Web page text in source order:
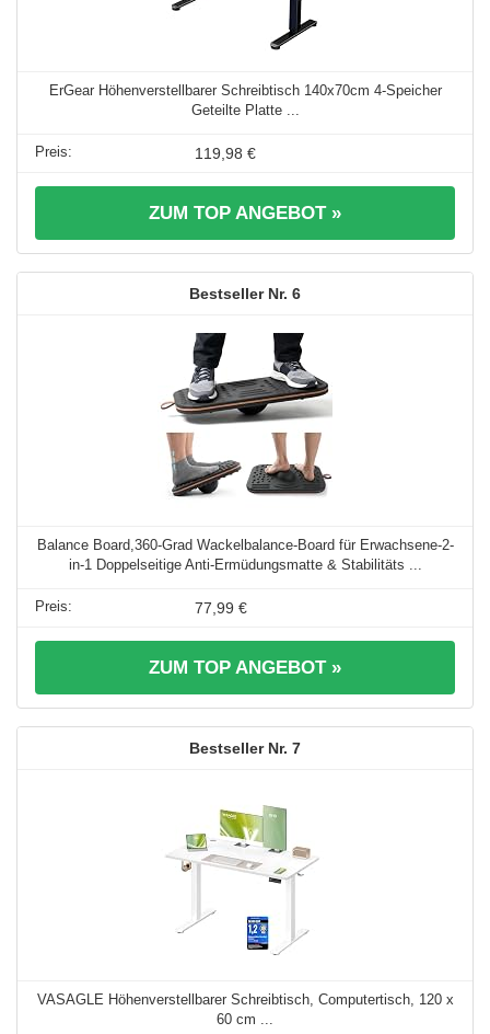
ErGear Höhenverstellbarer Schreibtisch 140x70cm 4-Speicher
Geteilte Platte ...
119,98 €
ZUM TOP ANGEBOT »
6
Balance Board,360-Grad Wackelbalance-Board für Erwachsene-2-
in-1 Doppelseitige Anti-Ermüdungsmatte & Stabilitäts ...
77,99 €
ZUM TOP ANGEBOT »
7
VASAGLE Höhenverstellbarer Schreibtisch, Computertisch, 120 x
60 cm ...